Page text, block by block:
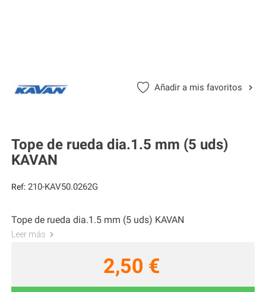
Añadir a mis favoritos
Tope de rueda dia.1.5 mm (5 uds)
KAVAN
Ref: 210-KAV50.0262G
Tope de rueda dia.1.5 mm (5 uds) KAVAN
Leer más
2,50 €